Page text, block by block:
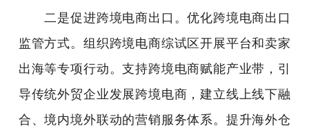
二是促进跨境电商出口。优化跨境电商出口
监管方式。组织跨境电商综试区开展平台和卖家
出海等专项行动。支持跨境电商赋能产业带，引
导传统外贸企业发展跨境电商，建立线上线下融
合、境内境外联动的营销服务体系。提升海外仓